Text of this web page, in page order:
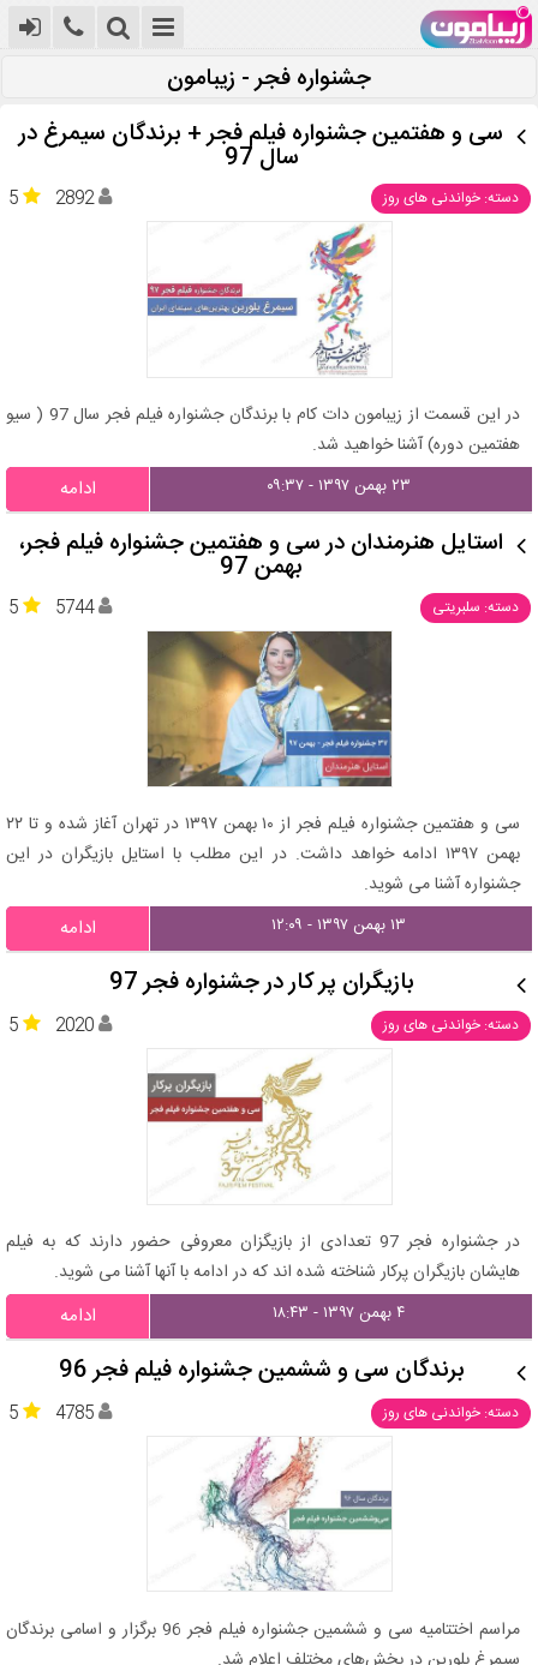
جشنواره فجر - زیبامون
سی و هفتمین جشنواره فیلم فجر + برندگان سیمرغ در
سال 97
دسته: خواندنی های روز 5 2892
در این قسمت از زیبامون دات کام با برندگان جشنواره فیلم فجر سال 97 ( سیو
هفتمین دوره) آشنا خواهید شد.
۲۳ بهمن ۱۳۹۷ - ۰۹:۳۷ ادامه
استایل هنرمندان در سی و هفتمین جشنواره فیلم فجر،
بهمن 97
دسته: سلبریتی 5 5744
سی و هفتمین جشنواره فیلم فجر از ۱۰ بهمن ۱۳۹۷ در تهران آغاز شده و تا ۲۲
بهمن ۱۳۹۷ ادامه خواهد داشت. در این مطلب با استایل بازیگران در این
جشنواره آشنا می شوید.
۱۳ بهمن ۱۳۹۷ - ۱۲:۰۹ ادامه
بازیگران پر کار در جشنواره فجر 97
دسته: خواندنی های روز 5 2020
در جشنواره فجر 97 تعدادی از بازیگزان معروفی حضور دارند که به فیلم
هایشان بازیگران پرکار شناخته شده اند که در ادامه با آنها آشنا می شوید.
۴ بهمن ۱۳۹۷ - ۱۸:۴۳ ادامه
برندگان سی و ششمین جشنواره فیلم فجر 96
دسته: خواندنی های روز 5 4785
مراسم اختتامیه سی و ششمین جشنواره فیلم فجر 96 برگزار و اسامی برندگان